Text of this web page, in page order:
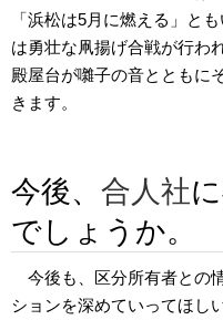
「浜松は5月に燃える」と
は勇壮な凧揚げ合戦が行わ
殿屋台が囃子の音とともに
きます。
今後、 合人社
でしょうか。
今後も、区分所有者との
ションを深めていってほし